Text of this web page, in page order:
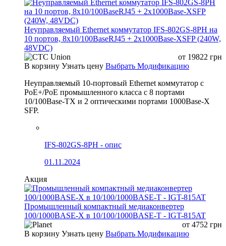
Неуправляемый Ethernet коммутатор IFS-802GS-8PH на
10 портов, 8x10/100BaseRJ45 + 2x1000Base-XSFP (240W,
48VDC)
от 19822 грн
В корзину Узнать цену Выбрать Модификацию
Неуправляемый 10-портовый Ethernet коммутатор с
PoE+/PoE промышленного класса с 8 портами
10/100Base-TX и 2 оптическими портами 1000Base-X
SFP.
IFS-802GS-8PH - опис
01.11.2024
Акция
Промышленный компактный медиаконвертер
100/1000BASE-X в 10/100/1000BASE-T - IGT-815AT
от 4752 грн
В корзину Узнать цену Выбрать Модификацию